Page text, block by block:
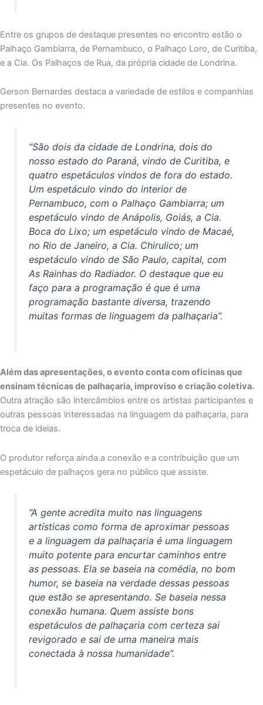
Entre os grupos de destaque presentes no encontro estão o
Palhaço Gambiarra, de Pernambuco, o Palhaço Loro, de Curitiba,
e a Cia. Os Palhaços de Rua, da própria cidade de Londrina.
Gerson Bernardes destaca a variedade de estilos e companhias
presentes no evento.
“São dois da cidade de Londrina, dois do
nosso estado do Paraná, vindo de Curitiba, e
quatro espetáculos vindos de fora do estado.
Um espetáculo vindo do interior de
Pernambuco, com o Palhaço Gambiarra; um
espetáculo vindo de Anápolis, Goiás, a Cia.
Boca do Lixo; um espetáculo vindo de Macaé,
no Rio de Janeiro, a Cia. Chirulico; um
espetáculo vindo de São Paulo, capital, com
As Rainhas do Radiador. O destaque que eu
faço para a programação é que é uma
programação bastante diversa, trazendo
muitas formas de linguagem da palhaçaria”.
Além das apresentações, o evento conta com oficinas que
ensinam técnicas de palhaçaria, improviso e criação coletiva.
Outra atração são intercâmbios entre os artistas participantes e
outras pessoas interessadas na linguagem da palhaçaria, para
troca de ideias.
O produtor reforça ainda a conexão e a contribuição que um
espetáculo de palhaços gera no público que assiste.
“A gente acredita muito nas linguagens
artísticas como forma de aproximar pessoas
e a linguagem da palhaçaria é uma linguagem
muito potente para encurtar caminhos entre
as pessoas. Ela se baseia na comédia, no bom
humor, se baseia na verdade dessas pessoas
que estão se apresentando. Se baseia nessa
conexão humana. Quem assiste bons
espetáculos de palhaçaria com certeza sai
revigorado e sai de uma maneira mais
conectada à nossa humanidade”.